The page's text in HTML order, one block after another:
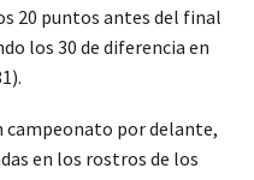
20 puntos antes del final
los 30 de diferencia en
por delante,
en los rostros de los